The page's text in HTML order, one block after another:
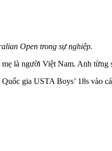
Open trong sự nghiệp.
là người Việt Nam. Anh
gia USTA Boys’ 18s vào